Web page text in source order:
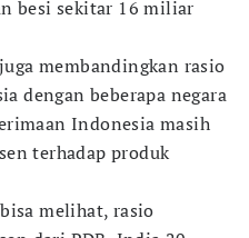
besi sekitar 16 miliar
membandingkan rasio
dengan beberapa negara
Indonesia masih
terhadap produk
melihat, rasio